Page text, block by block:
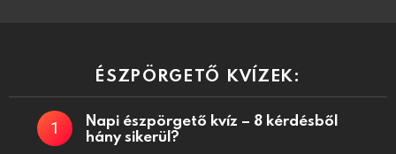
ÉSZPÖRGETŐ KVÍZEK:
Napi észpörgető kvíz – 8 kérdésből
hány sikerül?